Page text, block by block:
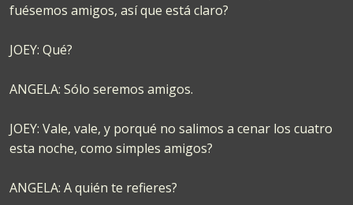
fuésemos amigos, así que está claro?
JOEY: Qué?
ANGELA: Sólo seremos amigos.
JOEY: Vale, vale, y porqué no salimos a cenar los cuatro
esta noche, como simples amigos?
ANGELA: A quién te refieres?